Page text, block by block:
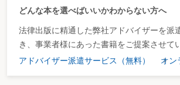
どんな本を選べばいいかわからない方へ
法律出版に精通した弊社アドバイザーを派
き、事業者様にあった書籍をご提案させて
アドバイザー派遣サービス（無料）
オン